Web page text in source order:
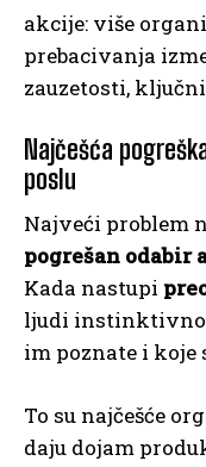
akcije: više
prebacivanja
zauzetosti,
Najčešća
poslu
Najveći problem
pogrešan
Kada nastupi
ljudi instinktivno
im poznate i koje
To su najčešće
daju dojam